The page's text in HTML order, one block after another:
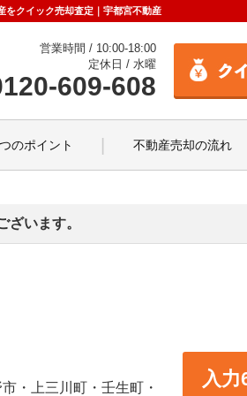
クイック売却査定｜宇都宮不動産
営業時間 / 10:00-18:00
定休日 / 水曜
609-608
のポイント 不動産売却の流れ
います。
・上三川町・壬生町・
入